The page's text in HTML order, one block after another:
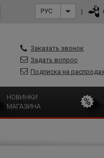
РУС |
Заказать звонок
Задать вопрос
Подписка на
НОВИНКИ
МАГАЗИНА